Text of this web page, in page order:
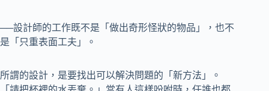
──設計師的工作既不是「做出奇形怪狀的物品」，也不
是「只重表面工夫」。
所謂的設計，是要找出可以解決問題的「新方法」。